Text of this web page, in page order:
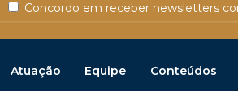
Concordo em receber newsletters
Atuação Equipe Conteúdos